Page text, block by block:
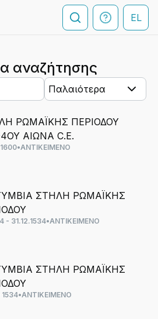
EL
αναζήτησης
Παλαιότερα
ΡΩΜΑΪΚΗΣ ΠΕΡΙΟΔΟΥ
ΑΙΩΝΑ C.E.
•ΑΝΤΙΚΕΙΜΕΝΟ
ΣΤΗΛΗ ΡΩΜΑΪΚΗΣ
- 31.12.1534•ΑΝΤΙΚΕΙΜΕΝΟ
ΣΤΗΛΗ ΡΩΜΑΪΚΗΣ
1534•ΑΝΤΙΚΕΙΜΕΝΟ